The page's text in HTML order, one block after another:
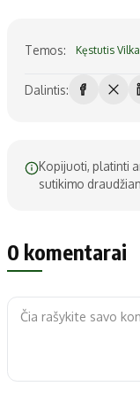
Temos: Kęstutis
Dalintis:
Kopijuoti, platinti
sutikimo
0 komentarai